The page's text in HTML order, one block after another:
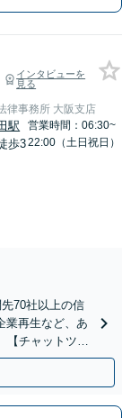
インタビューを
見る
律事務所 大阪支店
駅
歩3
営業時間：06:30~
22:00（土日祝日）
70社以上の信
業再生など、あ
【チャットツー